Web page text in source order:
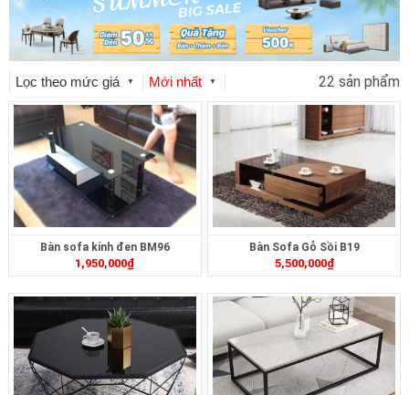
PHÒNG NGỦ ▼
LIÊN HỆ
Lọc theo mức giá ▼ Mới nhất ▼ 22 sản phẩm
Bàn sofa kính đen BM96
1,950,000₫
Bàn Sofa Gỗ Sồi B19
5,500,000₫